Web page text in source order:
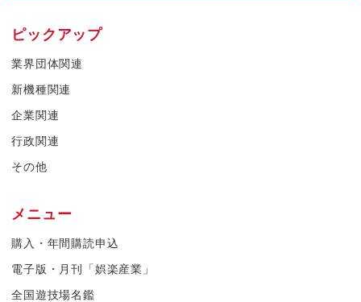
ピックアップ
業界団体関連
新機種関連
企業関連
行政関連
その他
メニュー
購入・年間購読申込
電子版・月刊「娯楽産業」
全国遊技場名鑑